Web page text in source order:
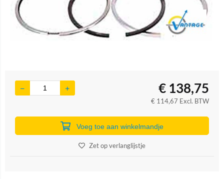
Brand
€ 138,75
€ 114,67 Excl. BTW
Voeg toe aan winkelmandje
Zet op verlanglijstje